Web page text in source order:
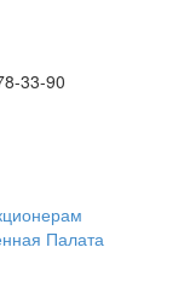
33-90
Палата